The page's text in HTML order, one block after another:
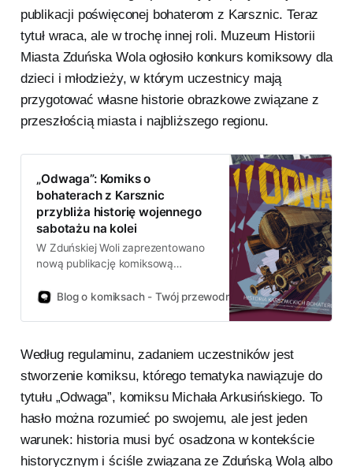
publikacji poświęconej bohaterom z Karsznic. Teraz
tytuł wraca, ale w trochę innej roli. Muzeum Historii
Miasta Zduńska Wola ogłosiło konkurs komiksowy dla
dzieci i młodzieży, w którym uczestnicy mają
przygotować własne historie obrazkowe związane z
przeszłością miasta i najbliższego regionu.
„Odwaga”: Komiks o
bohaterach z Karsznic
przybliża historię wojennego
sabotażu na kolei
W Zduńskiej Woli zaprezentowano
nową publikację komiksową
poświęcony jest losom
ogromnym męstwem.
Blog o komiksach - Twój przewodnik po świecie komiksów!
Według regulaminu, zadaniem uczestników jest
stworzenie komiksu, którego tematyka nawiązuje do
tytułu „Odwaga”, komiksu Michała Arkusińskiego. To
hasło można rozumieć po swojemu, ale jest jeden
warunek: historia musi być osadzona w kontekście
historycznym i ściśle związana ze Zduńską Wolą albo